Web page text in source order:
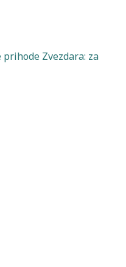
Zvezdara: za